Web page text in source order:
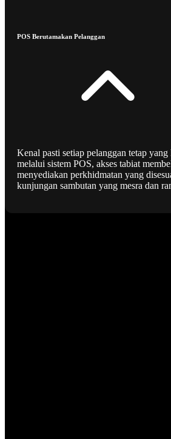
POS Berutamakan Pelanggan
Kenal pasti setiap pelanggan tetap
melalui sistem POS, akses tabiat
menyediakan perkhidmatan yang
kunjungan sambutan yang mesra dan